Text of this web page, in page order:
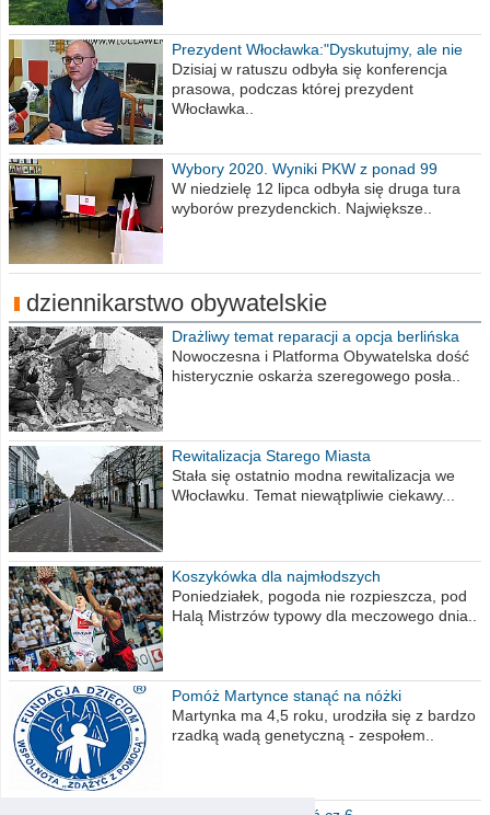
Prezydent Włocławka:"Dyskutujmy, ale nie
obrażajmy się”
Dzisiaj w ratuszu odbyła się konferencja
prasowa, podczas której prezydent
Włocławka..
Wybory 2020. Wyniki PKW z ponad 99
procent obwodów
W niedzielę 12 lipca odbyła się druga tura
wyborów prezydenckich. Największe..
dziennikarstwo obywatelskie
Drażliwy temat reparacji a opcja berlińska
Nowoczesna i Platforma Obywatelska dość
histerycznie oskarża szeregowego posła..
Rewitalizacja Starego Miasta
Stała się ostatnio modna rewitalizacja we
Włocławku. Temat niewątpliwie ciekawy...
Koszykówka dla najmłodszych
Poniedziałek, pogoda nie rozpieszcza, pod
Halą Mistrzów typowy dla meczowego dnia..
Pomóż Martynce stanąć na nóżki
Martynka ma 4,5 roku, urodziła się z bardzo
rzadką wadą genetyczną - zespołem..